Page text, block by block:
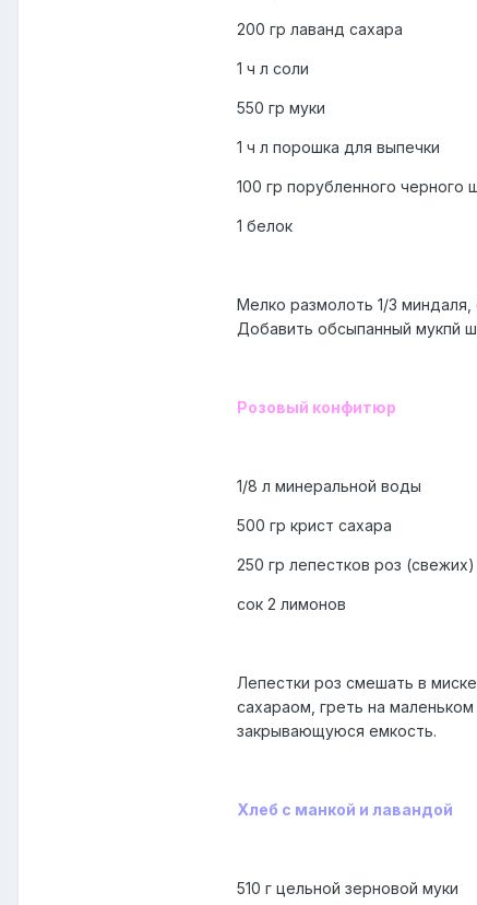
200 гр лаванд сахара
1 ч л соли
550 гр муки
1 ч л порошка для выпечки
100 гр порубленного черного
1 белок
Мелко размолоть 1/3
Добавить обсыпанный мукпй
Розовый конфитюр
1/8 л минеральной воды
500 гр крист сахара
250 гр лепестков роз (свежих)
сок 2 лимонов
Лепестки роз смешать в
сахараом, греть на
закрывающуюся емкость.
Хлеб с манкой и лавандой
510 г цельной зерновой муки